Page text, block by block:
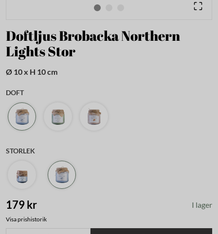
Doftljus Brobacka Northern
Lights Stor
Ø 10 x H 10 cm
DOFT
STORLEK
179 kr I lager
Visa prishistorik